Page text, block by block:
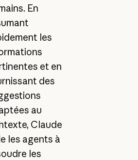
En
les
et en
des
au
Claude
les agents à
les